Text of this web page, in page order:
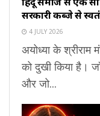
सरकारी कब्जे से
4 JULY 2026
अयोध्या के श्रीराम
को दुखी किया है।
और जो...